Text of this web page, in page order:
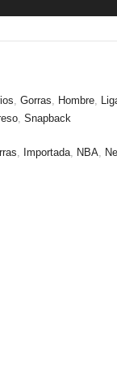
, Gorras, Hombre,
, Snapback
, Importada, NBA,